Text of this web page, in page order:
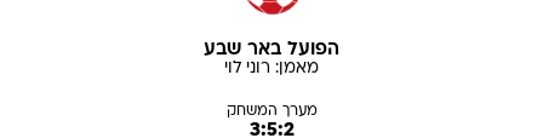
הפועל באר שבע
מאמן: רוני לוי
מערך המשחק
3:5:2